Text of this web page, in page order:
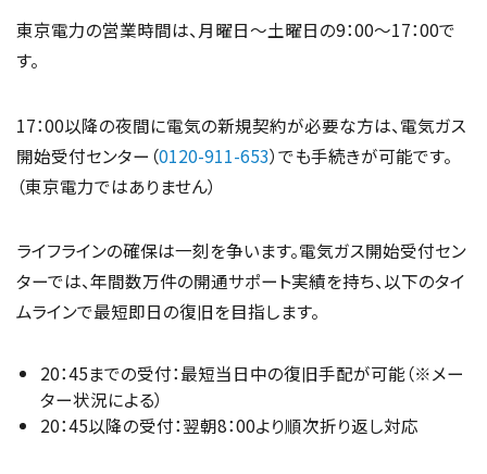
東京電力の営業時間は、月曜日～土曜日の9：00～17：00で
す。
17：00以降の夜間に電気の新規契約が必要な方は、電気ガス
開始受付センター（0120-911-653）でも手続きが可能です。
（東京電力ではありません）
ライフラインの確保は一刻を争います。電気ガス開始受付セン
ターでは、年間数万件の開通サポート実績を持ち、以下のタイ
ムラインで最短即日の復旧を目指します。
20：45までの受付：最短当日中の復旧手配が可能（※メー
ター状況による）
20：45以降の受付：翌朝8：00より順次折り返し対応